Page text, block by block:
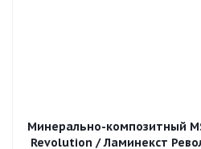
Минерально-композитный
Revolution / Ламинекст